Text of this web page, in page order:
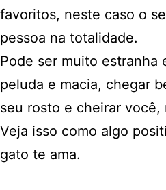
favoritos, neste caso o
pessoa na totalidade.
Pode ser muito estranha
peluda e macia, chegar
seu rosto e cheirar você,
Veja isso como algo
gato te ama.